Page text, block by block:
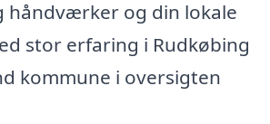
håndværker og din lokale
stor erfaring i Rudkøbing
kommune i oversigten